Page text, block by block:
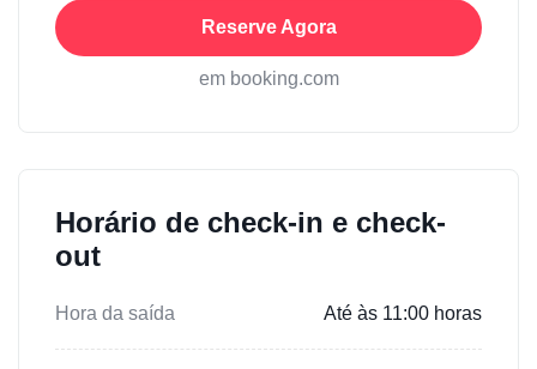
Reserve Agora
em booking.com
Horário de check-in e check-
out
Hora da saída Até às 11:00 horas